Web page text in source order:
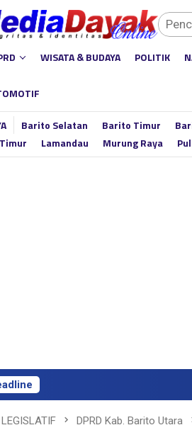
WISATA & BUDAYA POLITIK
Barito Selatan Barito Timur
Lamandau Murung Raya
Linae
LEGISLATIF DPRD Kab. Barito Utara